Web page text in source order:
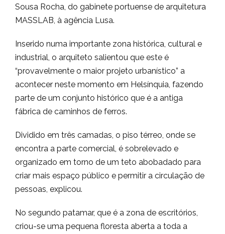
Sousa Rocha, do gabinete portuense de arquitetura
MASSLAB, à agência Lusa.
Inserido numa importante zona histórica, cultural e
industrial, o arquiteto salientou que este é
“provavelmente o maior projeto urbanístico” a
acontecer neste momento em Helsínquia, fazendo
parte de um conjunto histórico que é a antiga
fábrica de caminhos de ferros.
Dividido em três camadas, o piso térreo, onde se
encontra a parte comercial, é sobrelevado e
organizado em torno de um teto abobadado para
criar mais espaço público e permitir a circulação de
pessoas, explicou.
No segundo patamar, que é a zona de escritórios,
criou-se uma pequena floresta aberta a toda a